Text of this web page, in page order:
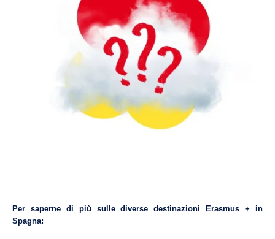
Per saperne di più sulle diverse destinazioni Erasmus + in
Spagna: